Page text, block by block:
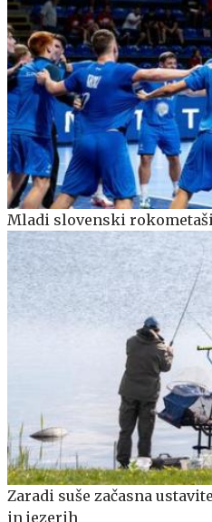
Mladi slovenski
Zaradi suše začasna
in jezerih